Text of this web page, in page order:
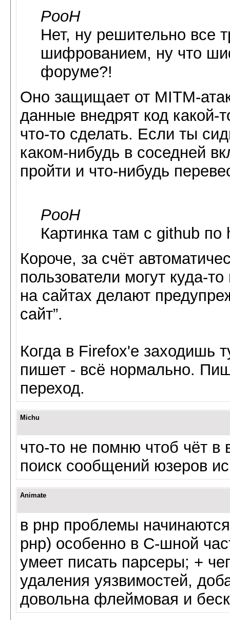
PooH
Нет, ну решительно все
шифрованием, ну что
форуме?!
Оно защищает от MITM-
данные внедрят код какой-
что-то сделать. Если ты
каком-нибудь в соседней
пройти и что-нибудь
PooH
Картинка там с github по
Короче, за счёт
пользователи могут куда-
на сайтах делают
сайт”.
Когда в Firefox'е заходишь
пишет - всё нормально.
переход.
Michu
что-то не помню чтоб чёт
поиск сообщений юзеров
Animate
в рнр проблемы
рнр) особенно в С-шной
умеет писать парсеры; +
удаления уязвимостей,
довольна флеймовая и